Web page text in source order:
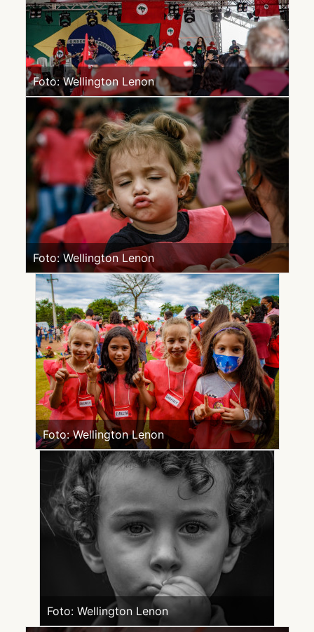
Foto: Wellington Lenon
Foto: Wellington Lenon
Foto: Wellington Lenon
Foto: Wellington Lenon